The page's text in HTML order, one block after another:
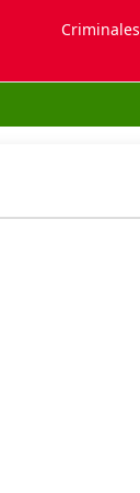
Criminales